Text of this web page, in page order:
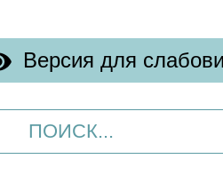
Версия для